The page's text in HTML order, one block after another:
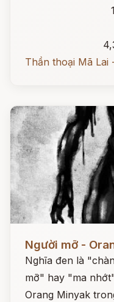
Thần thoại Mã Lai
Người mỡ -
Nghĩa đen là
mỡ" hay "ma
Orang Minyak